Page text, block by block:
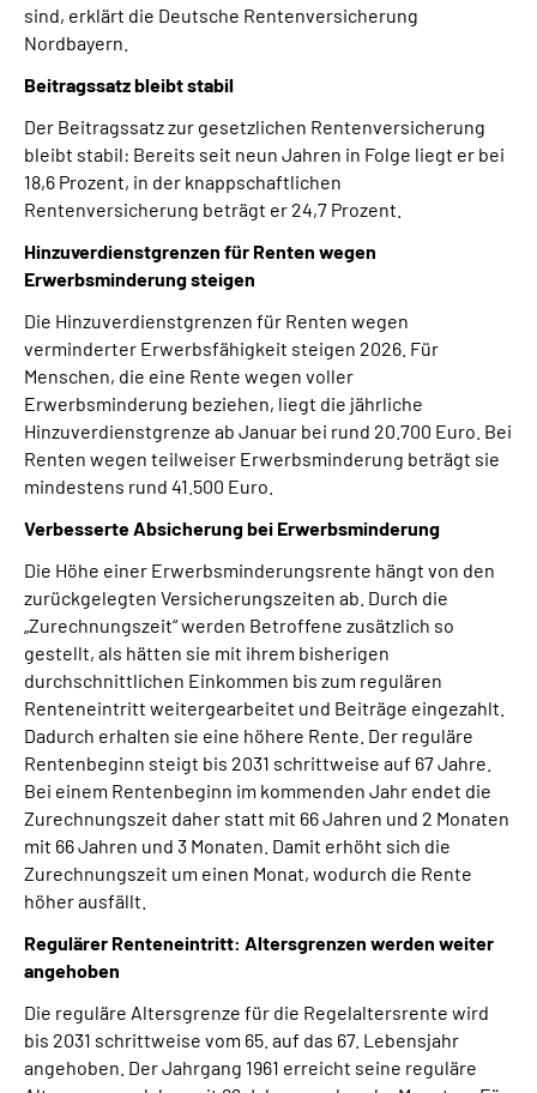
Leichte Sprache
Suche
Mein Kundenportal
sind, erklärt die Deutsche Rentenversicherung
Nordbayern.
Beitragssatz bleibt stabil
Der Beitragssatz zur gesetzlichen Rentenversicherung
bleibt stabil: Bereits seit neun Jahren in Folge liegt er bei
18,6 Prozent, in der knappschaftlichen
Rentenversicherung beträgt er 24,7 Prozent.
Hinzuverdienstgrenzen für Renten wegen
Erwerbsminderung steigen
Die Hinzuverdienstgrenzen für Renten wegen
verminderter Erwerbsfähigkeit steigen 2026. Für
Menschen, die eine Rente wegen voller
Erwerbsminderung beziehen, liegt die jährliche
Hinzuverdienstgrenze ab Januar bei rund 20.700 Euro. Bei
Renten wegen teilweiser Erwerbsminderung beträgt sie
mindestens rund 41.500 Euro.
Verbesserte Absicherung bei Erwerbsminderung
Die Höhe einer Erwerbsminderungsrente hängt von den
zurückgelegten Versicherungszeiten ab. Durch die
„Zurechnungszeit“ werden Betroffene zusätzlich so
gestellt, als hätten sie mit ihrem bisherigen
durchschnittlichen Einkommen bis zum regulären
Renteneintritt weitergearbeitet und Beiträge eingezahlt.
Dadurch erhalten sie eine höhere Rente. Der reguläre
Rentenbeginn steigt bis 2031 schrittweise auf 67 Jahre.
Bei einem Rentenbeginn im kommenden Jahr endet die
Zurechnungszeit daher statt mit 66 Jahren und 2 Monaten
mit 66 Jahren und 3 Monaten. Damit erhöht sich die
Zurechnungszeit um einen Monat, wodurch die Rente
höher ausfällt.
Regulärer Renteneintritt: Altersgrenzen werden weiter
angehoben
Die reguläre Altersgrenze für die Regelaltersrente wird
bis 2031 schrittweise vom 65. auf das 67. Lebensjahr
angehoben. Der Jahrgang 1961 erreicht seine reguläre